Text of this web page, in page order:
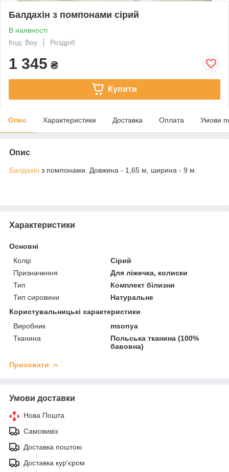
Балдахін з помпонами сірий
В наявності
Код: Boy
Роздріб
1 345 ₴
Купити
Опис Характеристики Доставка Оплата Умови
Опис
Балдахін з помпонами. Довжина - 1,65 м, ширина - 9 м.
Характеристики
Основні
Колір
Сірий
Призначення
Для ліжечка, колиски
Тип
Комплект білизни
Тип сировини
Натуральне
Користувальницькі характеристики
Виробник
msonya
Тканина
Польська тканина (100%
бавовна)
Приховати
Умови доставки
Нова Пошта
Самовивіз
Доставка поштою
Доставка кур'єром